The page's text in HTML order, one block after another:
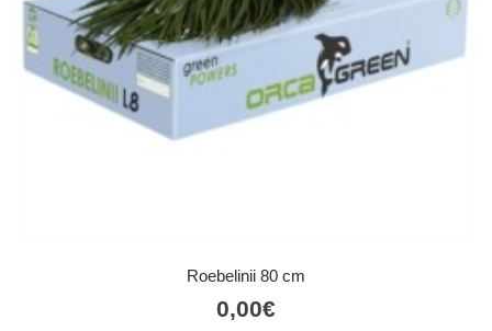
Roebelinii 80 cm
0,00€